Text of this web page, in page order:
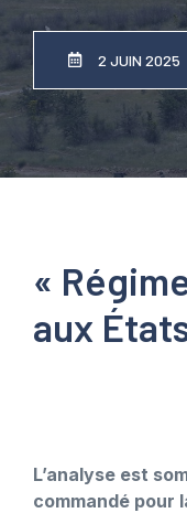
2 JUIN 2025
«
aux
L’analyse est
commandé pour